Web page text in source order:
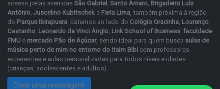
acesso pelas avenidas São Gabriel , Santo Amaro, Brigadeiro Luís
Antônio, Juscelino Kubitschek e Faria Lima, também próxima à região
do Parque Ibirapuera. Estamos ao lado do Colégio Gracinha, Lourenço
Castanho, Leonardo da Vinci Anglo, Link School of Business, faculdade
FMU e mercado Pão de Açúcar, sendo ideal para quem busca aulas de
música perto de mim no entorno do Itaim Bibi com professores
experientes e aulas personalizadas para todos níveis e idades
(crianças, adolescentes e adultos).
Envie uma mensagem